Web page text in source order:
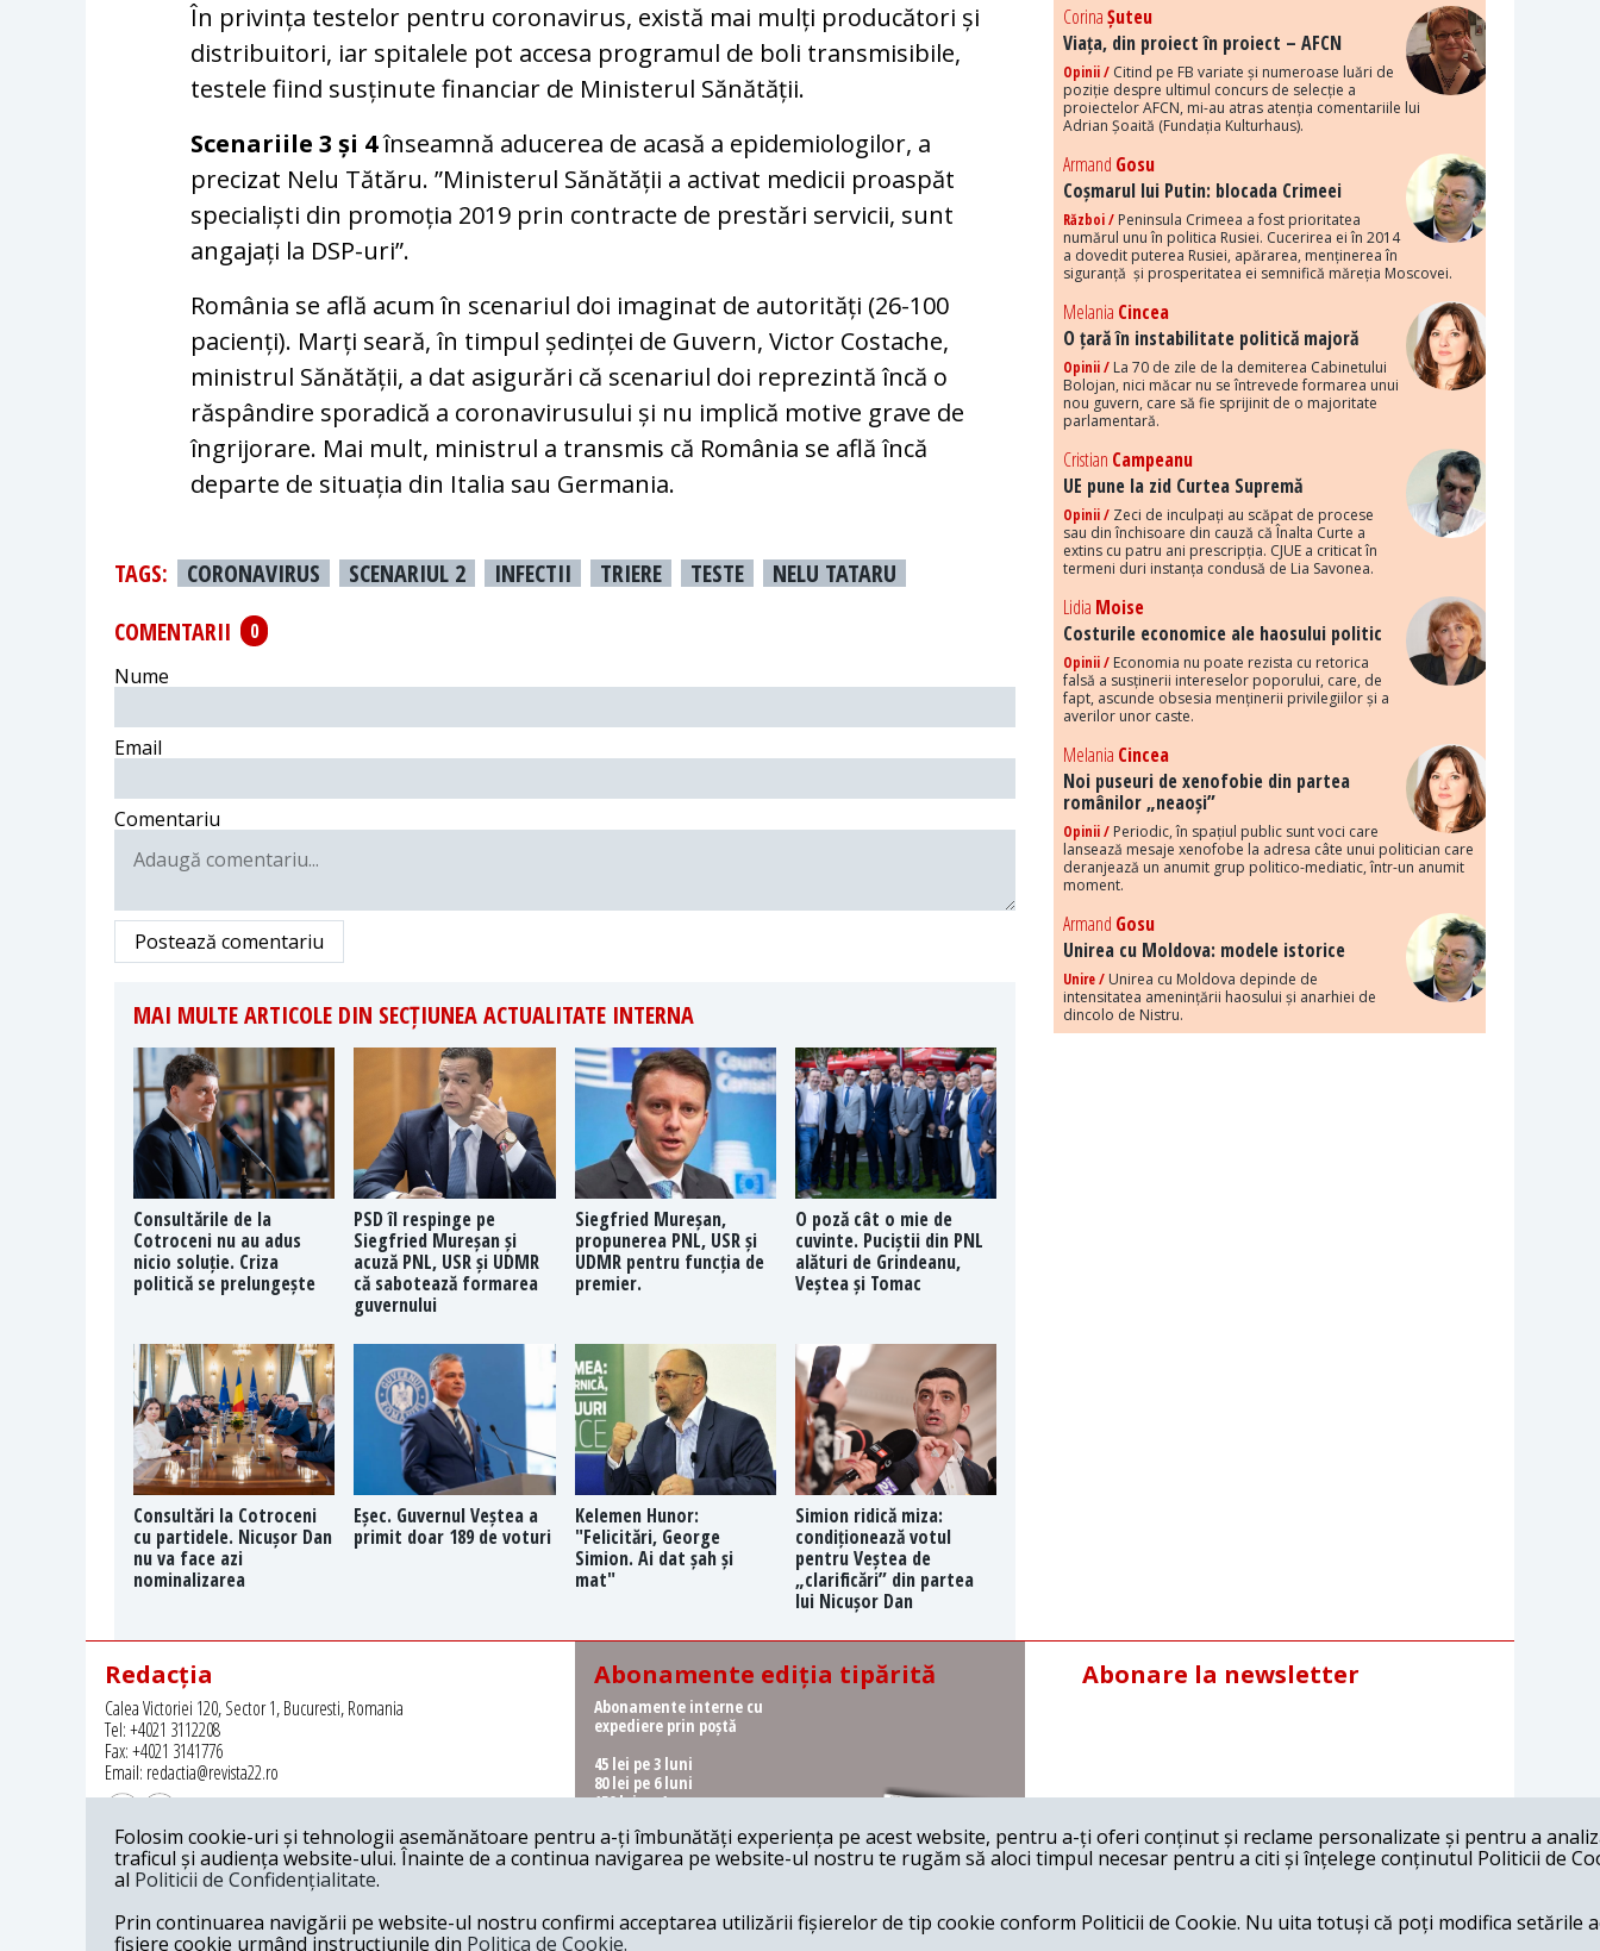
În privința testelor pentru coronavirus, există mai mulți producători și
distribuitori, iar spitalele pot accesa programul de boli transmisibile,
testele fiind susținute financiar de Ministerul Sănătății.
Scenariile 3 și 4înseamnă aducerea de acasă a epidemiologilor, a
precizat Nelu Tătăru. ”Ministerul Sănătății a activat medicii proaspăt
specialiști din promoția 2019 prin contracte de prestări servicii, sunt
angajați la DSP-uri”.
România se află acum în scenariul doi imaginat de autorități (26-100
pacienți). Marți seară, în timpul ședinței de Guvern, Victor Costache,
ministrul Sănătății, a dat asigurări că scenariul doi reprezintă încă o
răspândire sporadică a coronavirusului și nu implică motive grave de
îngrijorare. Mai mult, ministrul a transmis că România se află încă
departe de situația din Italia sau Germania.
TAGS: CORONAVIRUS SCENARIUL 2 INFECTII TRIERE TESTE
NELU TATARU
COMENTARII
0
Nume
Email
Comentariu
Postează comentariu
MAI MULTE ARTICOLE DIN SECȚIUNEA ACTUALITATE INTERNA
Consultările de la
Cotroceni nu au adus
nicio soluție. Criza
politică se prelungește
PSD îl respinge pe
Siegfried Mureșan și
acuză PNL, USR și UDMR
că sabotează formarea
guvernului
Siegfried Mureșan,
propunerea PNL, USR și
UDMR pentru funcția de
premier.
O poză cât o mie de
cuvinte. Puciștii din PNL
alături de Grindeanu,
Veștea și Tomac
Consultări la Cotroceni
cu partidele. Nicușor Dan
nu va face azi
nominalizarea
Eșec. Guvernul Veștea a
primit doar 189 de voturi
Kelemen Hunor:
"Felicitări, George
Simion. Ai dat șah și
mat"
Simion ridică miza:
condiționează votul
pentru Veștea de
„clarificări” din partea
lui Nicușor Dan
CorinaȘuteu
Viața, din proiect în proiect – AFCN
Opinii / Citind pe FB variate și numeroase luări de
poziție despre ultimul concurs de selecție a
proiectelor AFCN, mi-au atras atenția comentariile lui
Adrian Șoaită (Fundația Kulturhaus).
Armand Gosu
Coșmarul lui Putin: blocada Crimeei
Război / Peninsula Crimeea a fost prioritatea
numărul unu în politica Rusiei. Cucerirea ei în 2014
a dovedit puterea Rusiei, apărarea, menținerea în
siguranță și prosperitatea ei semnifică măreția Moscovei.
Melania Cincea
O țară în instabilitate politică majoră
Opinii / La 70 de zile de la demiterea Cabinetului
Bolojan, nici măcar nu se întrevede formarea unui
nou guvern, care să fie sprijinit de o majoritate
parlamentară.
Cristian Campeanu
UE pune la zid Curtea Supremă
Opinii / Zeci de inculpați au scăpat de procese
sau din închisoare din cauză că Înalta Curte a
extins cu patru ani prescripția. CJUE a criticat în
termeni duri instanța condusă de Lia Savonea.
Lidia Moise
Costurile economice ale haosului politic
Opinii / Economia nu poate rezista cu retorica
falsă a susținerii intereselor poporului, care, de
fapt, ascunde obsesia menținerii privilegiilor și a
averilor unor caste.
Melania Cincea
Noi puseuri de xenofobie din partea
românilor „neaoși”
Opinii / Periodic, în spațiul public sunt voci care
lansează mesaje xenofobe la adresa câte unui politician care
deranjează un anumit grup politico-mediatic, într-un anumit
moment.
Armand Gosu
Unirea cu Moldova: modele istorice
Unire / Unirea cu Moldova depinde de
intensitatea amenințării haosului și anarhiei de
dincolo de Nistru.
Redacția
Calea Victoriei 120, Sector 1, Bucuresti, Romania
Tel: +4021 3112208
Fax: +4021 3141776
Email: redactia@revista22.ro
Revista 22 este editata de
Abonamente ediția tipărită
Abonamente interne cu
expediere prin poștă
45 lei pe 3 luni
80 lei pe 6 luni
150 lei pe 1 an
Abonamente interne cu
ridicare de la redacție
62 lei pe 6 luni
115 lei pe 1 an
Abonare la newsletter
Folosim cookie-uri și tehnologii asemănătoare pentru a-ți îmbunătăți experiența pe acest website, pentru a-ți oferi conținut și reclame personalizate și pentru a
traficul și audiența website-ului. Înainte de a continua navigarea pe website-ul nostru te rugăm să aloci timpul necesar pentru a citi și înțelege conținutul Politicii de
al Politicii de Confidențialitate.
Prin continuarea navigării pe website-ul nostru confirmi acceptarea utilizării fișierelor de tip cookie conform Politicii de Cookie. Nu uita totuși că poți modifica setările
fișiere cookie urmând instrucțiunile din Politica de Cookie.